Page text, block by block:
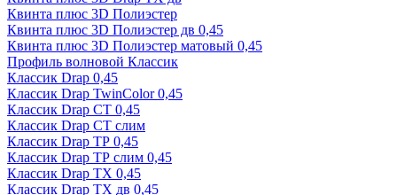
Квинта плюс 3D Полиэстер
Квинта плюс 3D Полиэстер дв 0,45
Квинта плюс 3D Полиэстер матовый 0,45
Профиль волновой Классик
Классик Drap 0,45
Классик Drap TwinColor 0,45
Классик Drap СТ 0,45
Классик Drap СТ слим
Классик Drap ТР 0,45
Классик Drap ТР слим 0,45
Классик Drap ТХ 0,45
Классик Drap ТХ дв 0,45